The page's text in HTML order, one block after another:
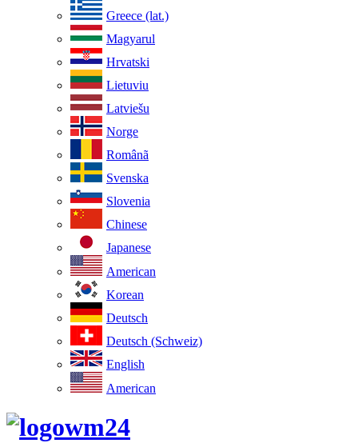
Greece (lat.)
Magyarul
Hrvatski
Lietuviu
Latviešu
Norge
Românã
Svenska
Slovenia
Chinese
Japanese
American
Korean
Deutsch
Deutsch (Schweiz)
English
American